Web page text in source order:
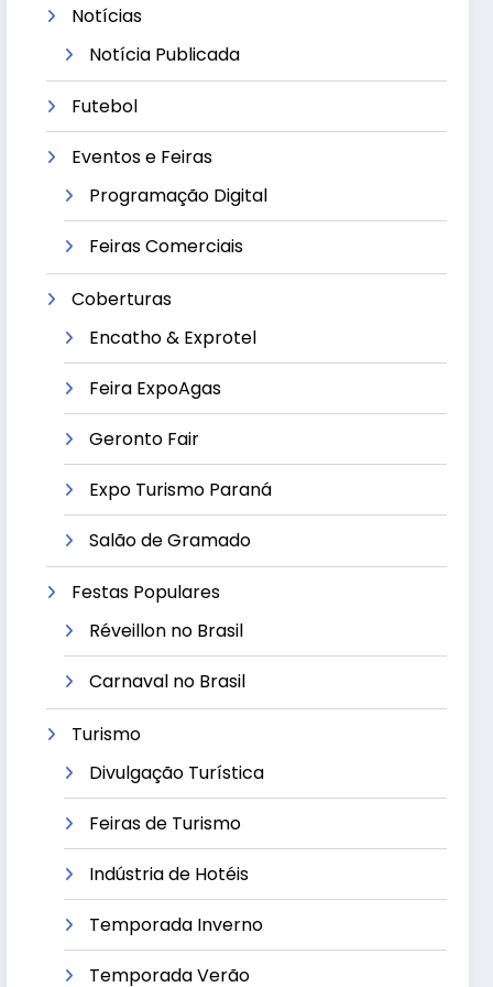
Notícias
Notícia Publicada
Futebol
Eventos e Feiras
Programação Digital
Feiras Comerciais
Coberturas
Encatho & Exprotel
Feira ExpoAgas
Geronto Fair
Expo Turismo Paraná
Salão de Gramado
Festas Populares
Réveillon no Brasil
Carnaval no Brasil
Turismo
Divulgação Turística
Feiras de Turismo
Indústria de Hotéis
Temporada Inverno
Temporada Verão